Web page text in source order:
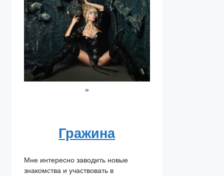
»
Гражина
Мне интересно заводить новые
знакомства и участвовать в